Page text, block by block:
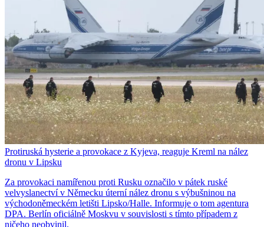
Protiruská hysterie a provokace z Kyjeva, reaguje Kreml na nález
dronu v Lipsku
Za provokaci namířenou proti Rusku označilo v pátek ruské
velvyslanectví v Německu úterní nález dronu s výbušninou na
východoněmeckém letišti Lipsko/Halle. Informuje o tom agentura
DPA. Berlín oficiálně Moskvu v souvislosti s tímto případem z
ničeho neobvinil.